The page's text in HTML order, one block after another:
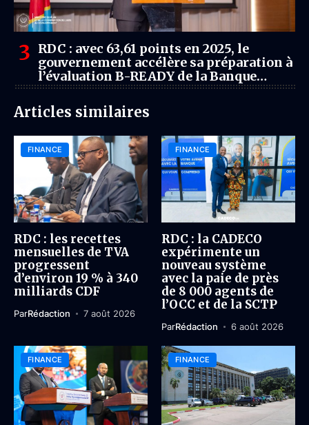
RDC : avec 63,61 points en 2025, le
gouvernement accélère sa préparation à
l’évaluation B-READY de la Banque
mondiale
Articles similaires
FINANCE
RDC : les recettes
mensuelles de TVA
progressent
d’environ 19 % à 340
milliards CDF
ParRédaction 7 août 2026
FINANCE
RDC : la CADECO
expérimente un
nouveau système
avec la paie de près
de 8 000 agents de
l’OCC et de la SCTP
ParRédaction 6 août 2026
FINANCE FINANCE